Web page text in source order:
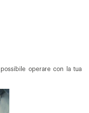
operare con la tua